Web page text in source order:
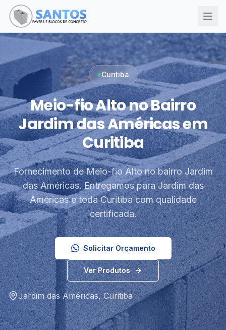
Curitiba
Meio-fio Alto no Bairro
Jardim das Américas em
Curitiba
Fornecimento de Meio-fio Alto no bairro Jardim
das Américas. Entregamos para Jardim das
Américas e toda Curitiba com qualidade
certificada.
Solicitar Orçamento
Ver Produtos
Jardim das Américas,Curitiba